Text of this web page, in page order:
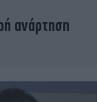
ανάρτηση